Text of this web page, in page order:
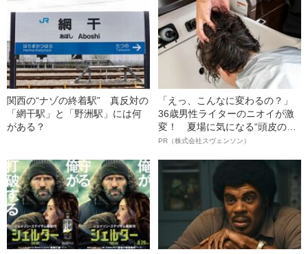
関西の“ナゾの終着駅” 真反対の
「網干駅」と「野洲駅」には何
がある？
「えっ、こんなに変わるの？」
36歳男性ライターのニオイが激
変！ 夏場に気になる“頭皮のニ
オイ”や“ベタつき”を解消す
ト”が生み出した徹底ケアとは
PR（株式会社スヴェンソン）